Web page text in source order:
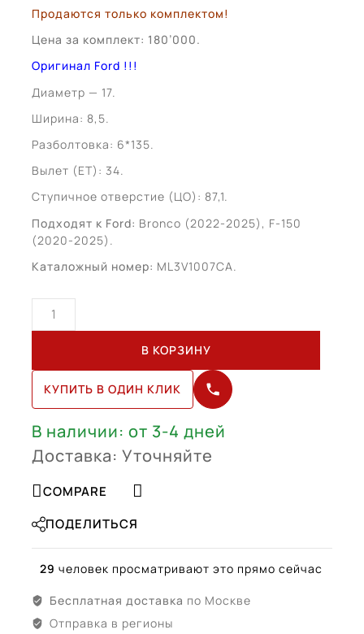
Продаются только комплектом!
Цена за комплект: 180’000.
Оригинал Ford !!!
Диаметр — 17.
Ширина: 8,5.
Разболтовка: 6*135.
Вылет (ЕТ): 34.
Ступичное отверстие (ЦО): 87,1.
Подходят к Ford: Bronco (2022-2025), F-150
(2020-2025).
Каталожный номер: ML3V1007CA.
Количество
товара
150
R17
(ML3V1007CA)
В КОРЗИНУ
КУПИТЬ В ОДИН КЛИК
В наличии: от 3-4 дней
Доставка: Уточняйте
COMPARE
ПОДЕЛИТЬСЯ
29 человек просматривают это прямо сейчас
Бесплатная доставка по Москве
Отправка в регионы